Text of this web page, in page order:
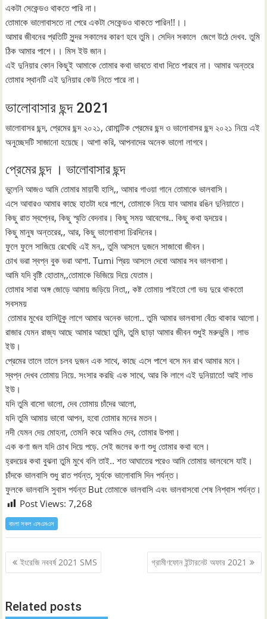
একটা সেকেন্ডও থাকতে পারি না।
তোমাকে ভালোবাসতে না পেরে একটা সেকেন্ডও থাকতে পারিন!!।।
আমার জীবনের প্রতিটি সুন্দর সকালের কারণ হবে তুমি। সেদিন সকালে জেগে উঠে দেখব. তুমি
ঠিক আমার পাশে।। মিস ইউ জান।
এই দুনিয়ার কোন কিছুই আমাকে তোমার কথা ভাবতে বাধা দিতে পারবে না। আমার অন্তরে
তোমার স্থানটি এই দুনিয়ার কেউ নিতে পারে না।
ভালোবাসার ছন্দ 2021
ভালোবাসর ছন্দ, প্রেমের ছন্দ ২০২১, রোমান্টিক প্রেমের ছন্দ ও ভালোবাসর ছন্দ ২০২১ নিয়ে এই
অনুচ্ছেদটি সাজানো হয়েছে। আশা করি, আপনাদের অনেক ভালো লাগবে।
প্রেমের ছন্দ । ভালোবাসার ছন্দ
ভুলেনি আজও আমি তোমার মায়াবী হাসি,, আমার গাওয়া গানে তোমাকে ভালবাসি।
এসে আবারও আমার কাছে হাতটা ধরে পাশে, তোমাকে নিয়ে যাব আমার রঙিন দুনিয়াতে।
কিছু রাত স্বপ্নের, কিছু স্মৃতি বেদনার। কিছু সময় আবেগের.. কিছু কথা হৃদয়ের।
কিছু মানুষ অন্তরের,, আর, কিছু ভালোবাসা চিরদিনের।
ফুলে ফুলে সাজিয়ে রেখেছি এই মন,, তুমি আসলে দুজনে সাজাবো জীবন।
চোখ ভরা স্বপ্ন বুক ভরা আশা. Tumi প্রিয় আসলে দেবো আমার সব ভালবাসা।
আমি যদি বৃষ্টি হোতাম,,তোমাকে ভিজিয়ে দিয়ে যেতাম।
তোমার সারা অঙ্গ জোড়ে আমায় জড়িয়ে নিতা,, কষ্ট তোমায় পাইতো গো ভয় দুরে থাকতো
সবসময়
তোমার মুখের হাসিটুকু লাগে আমার অনেক ভালো.. তুমি আমার ভালবাসা বেঁচে থাকার আলো।
রাজার যেমন রাজ্য আছে আমার আছো তুমি, তুমি ছাড়া আমার জীবন শুধুই মরুভুমি। লাভ
ইউ।
প্রেমের তালে তালে চলব দুজন এক সাথে, কাছে এসে পাশে বসে মন রাখ আমার মনে।
স্বপ্ন দেখব তোমায় নিয়ে. সংসার করছি এক সাথে, আর কি লাগে এই দুনিয়াতে! আই লাভ
ইউ।
যদি তুমি বাসো ভালো, দেব তোমায় চাঁদের আলো,
যদি তুমি আমায় ভাবো আপন, হবো তোমার মনের মতন।
নদী যেমন দেয় মোহনা, তেমনি করে আমিও দেব, তোমার উপমা।
এক কণা জল যদি চোখ দিয়ে পড়ে. সেই জলের কণা শুধু তোমার কথা বলে।
হ্রদয়ের কথা বুঝনা তুমি মুখে বলি তাই.. শত আঘাতের পরেও আমি তোমায় ভালবেসে যাই।
চাঁদকে ভালবাসি শুধু রাত পর্যন্ত, সূর্যকে ভালোবাসি দিন পর্যন্ত।
ফুলকে ভালবাসি সুবাস পর্যন্ত But তোমাকে ভালবাসি এবং ভালবাসবো শেষ নিশ্বাস পর্যন্ত।
Post Views: 7,268
বাংলা সকল এসএমএস
Post
navigation
ইংরেজি নববর্ষ 2021 SMS গ্রামীণফোন ইন্টারনেট অফার 2021
Related posts